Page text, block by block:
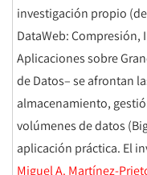
investigación propio
DataWeb: Compresión,
Aplicaciones sobre
de Datos– se afrontan
almacenamiento,
volúmenes de datos
aplicación práctica. El
Miguel A. Martínez-